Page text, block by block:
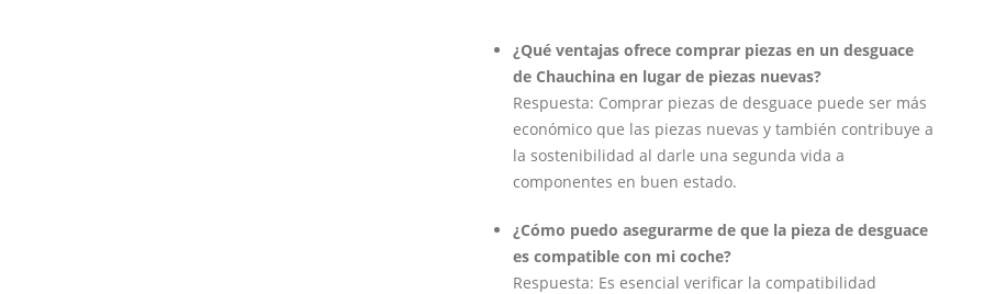
¿Qué ventajas ofrece comprar piezas en un desguace
de Chauchina en lugar de piezas nuevas?
Respuesta: Comprar piezas de desguace puede ser más
económico que las piezas nuevas y también contribuye a
la sostenibilidad al darle una segunda vida a
componentes en buen estado.
¿Cómo puedo asegurarme de que la pieza de desguace
es compatible con mi coche?
Respuesta: Es esencial verificar la compatibilidad